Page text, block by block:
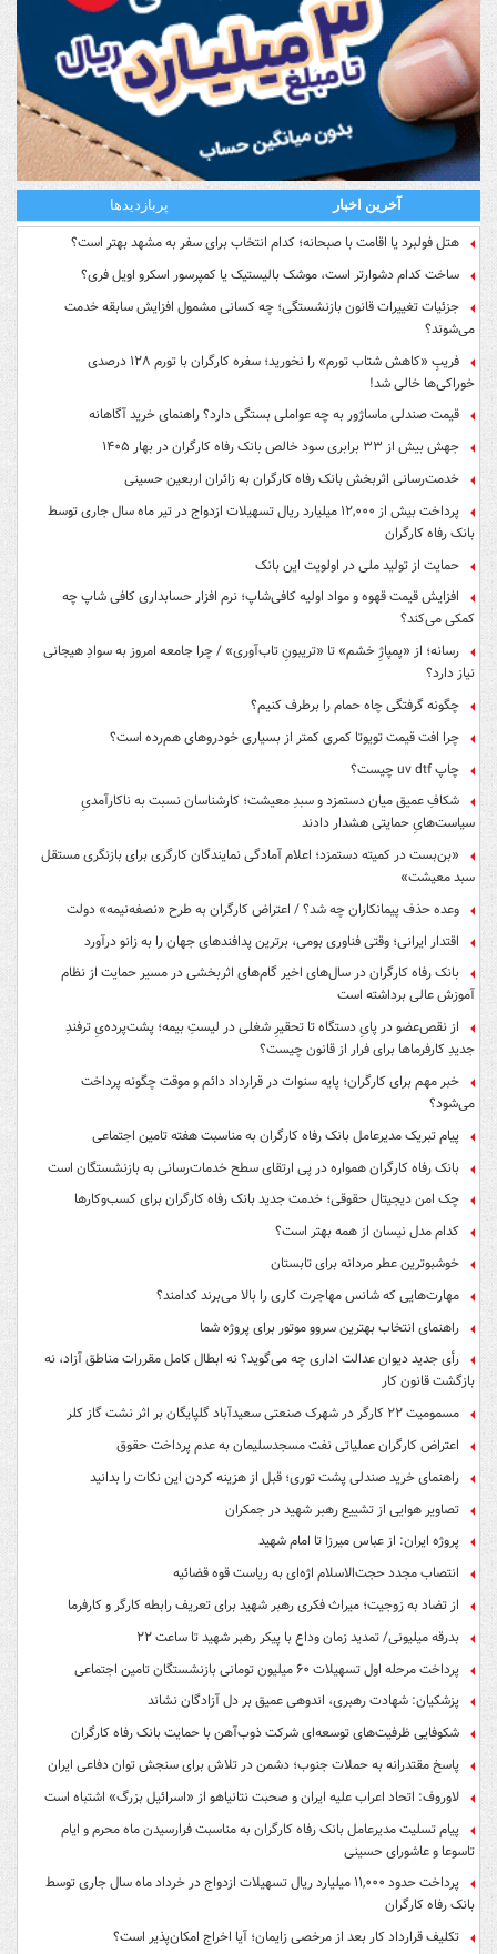
آخرین اخبار پربازدیدها
هتل فولبرد یا اقامت با صبحانه؛ کدام انتخاب برای سفر به مشهد بهتر است؟
ساخت کدام دشوارتر است، موشک بالیستیک یا کمپرسور اسکرو اویل فری؟
جزئیات تغییرات قانون بازنشستگی؛ چه کسانی مشمول افزایش سابقه خدمت
می‌شوند؟
فریبِ «کاهش شتاب تورم» را نخورید؛ سفره کارگران با تورم ۱۲۸ درصدی
خوراکی‌ها خالی شد!
قیمت صندلی ماساژور به چه عواملی بستگی دارد؟ راهنمای خرید آگاهانه
جهش بیش از ۳۳ برابری سود خالص بانک رفاه کارگران در بهار ۱۴۰۵
خدمت‌رسانی اثربخش بانک رفاه کارگران به زائران اربعین حسینی
پرداخت بیش از ۱۲,۰۰۰ میلیارد ریال تسهیلات ازدواج در تیر ماه سال جاری توسط
بانک رفاه کارگران
حمایت از تولید ملی در اولویت این بانک
افزایش قیمت قهوه و مواد اولیه کافی‌شاپ؛ نرم افزار حسابداری کافی شاپ چه
کمکی می‌کند؟
رسانه؛ از «پمپاژِ خشم» تا «تریبونِ تاب‌آوری» / چرا جامعه امروز به سوادِ هیجانی
نیاز دارد؟
چگونه گرفتگی چاه حمام را برطرف کنیم؟
چرا افت قیمت تویوتا کمری کمتر از بسیاری خودروهای هم‌رده است؟
چاپ uv dtf چیست؟
شکافِ عمیق میان دستمزد و سبدِ معیشت؛ کارشناسان نسبت به ناکارآمدیِ
سیاست‌هایِ حمایتی هشدار دادند
«بن‌بست در کمیته دستمزد؛ اعلام آمادگی نمایندگان کارگری برای بازنگری مستقل
سبد معیشت»
وعده حذف پیمانکاران چه شد؟ / اعتراض کارگران به طرح «نصفه‌نیمه» دولت
اقتدار ایرانی؛ وقتی فناوری بومی، برترین پدافندهای جهان را به زانو درآورد
بانک رفاه کارگران در سال‌های اخیر گام‌های اثربخشی در مسیر حمایت از نظام
آموزش عالی برداشته است
از نقص‌عضو در پایِ دستگاه تا تحقیرِ شغلی در لیستِ بیمه؛ پشت‌پرده‌یِ ترفندِ
جدیدِ کارفرماها برای فرار از قانون چیست؟
خبر مهم برای کارگران؛ پایه سنوات در قرارداد دائم و موقت چگونه پرداخت
می‌شود؟
پیام تبریک مدیرعامل بانک رفاه کارگران به مناسبت هفته تامین اجتماعی
بانک رفاه کارگران همواره در پی ارتقای سطح خدمات‌رسانی به بازنشستگان است
چک امن دیجیتال حقوقی؛ خدمت جدید بانک رفاه کارگران برای کسب‌وکارها
کدام مدل نیسان از همه بهتر است؟
خوشبوترین عطر مردانه برای تابستان
مهارت‌هایی که شانس مهاجرت کاری را بالا می‌برند کدامند؟
راهنمای انتخاب بهترین سروو موتور برای پروژه شما
رأی جدید دیوان عدالت اداری چه می‌گوید؟ نه ابطال کامل مقررات مناطق آزاد، نه
بازگشت قانون کار
مسمومیت ۲۲ کارگر در شهرک صنعتی سعیدآباد گلپایگان بر اثر نشت گاز کلر
اعتراض کارگران عملیاتی نفت مسجدسلیمان به عدم پرداخت حقوق
راهنمای خرید صندلی پشت توری؛ قبل از هزینه کردن این نکات را بدانید
تصاویر هوایی از تشییع رهبر شهید در جمکران
پروژه ایران: از عباس میرزا تا امام شهید
انتصاب مجدد حجت‌الاسلام اژه‌ای به ریاست قوه‌ قضائیه
از تضاد به زوجیت؛ میراث فکری رهبر شهید برای تعریف رابطه کارگر و کارفرما
بدرقه میلیونی/ تمدید زمان وداع با پیکر رهبر شهید تا ساعت ۲۲
پرداخت مرحله اول تسهیلات ۶۰ میلیون تومانی بازنشستگان تامین اجتماعی
پزشکیان: شهادت رهبری، اندوهی عمیق بر دل آزادگان نشاند
شکوفایی ظرفیت‌های توسعه‌ای شرکت ذوب‌آهن با حمایت‌ بانک رفاه کارگران
پاسخ مقتدرانه به حملات جنوب؛ دشمن در تلاش برای سنجش توان دفاعی ایران
لاوروف: اتحاد اعراب علیه ایران و صحبت نتانیاهو از «اسرائیل بزرگ» اشتباه است
پیام تسلیت مدیرعامل بانک رفاه کارگران به مناسبت فرارسیدن ماه محرم و ایام
تاسوعا و عاشورای حسینی
پرداخت حدود ۱۱,۰۰۰ میلیارد ریال تسهیلات ازدواج در خرداد ماه سال جاری توسط
بانک رفاه کارگران
تکلیف قرارداد کار بعد از مرخصی زایمان؛ آیا اخراج امکان‌پذیر است؟